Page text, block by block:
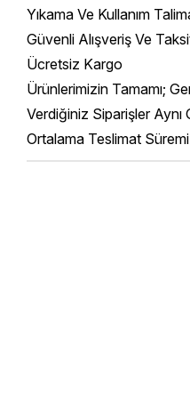
Yıkama Ve Kullanım
Güvenli Alışveriş Ve
Ücretsiz Kargo
Ürünlerimizin Tamamı;
Verdiğiniz Siparişler
Ortalama Teslimat